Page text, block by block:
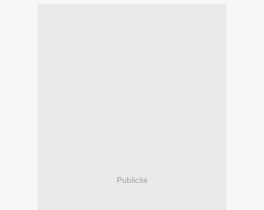
Publicité